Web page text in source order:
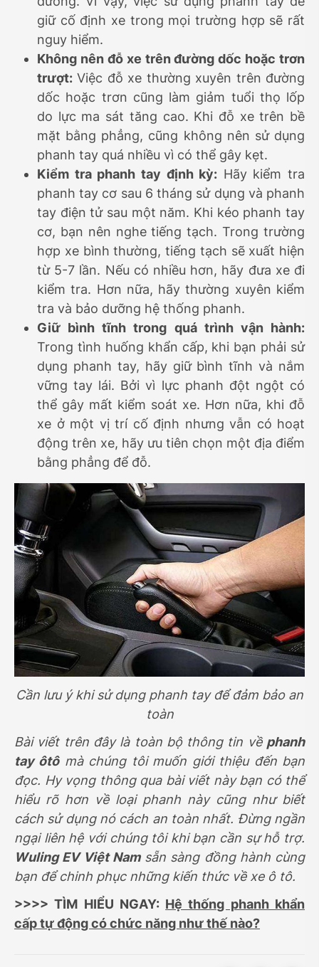
giữ cố định xe trong mọi trường hợp sẽ rất
nguy hiểm.
Không nên đỗ xe trên đường dốc hoặc trơn
trượt: Việc đỗ xe thường xuyên trên đường
dốc hoặc trơn cũng làm giảm tuổi thọ lốp
do lực ma sát tăng cao. Khi đỗ xe trên bề
mặt bằng phẳng, cũng không nên sử dụng
phanh tay quá nhiều vì có thể gây kẹt.
Kiểm tra phanh tay định kỳ: Hãy kiểm tra
phanh tay cơ sau 6 tháng sử dụng và phanh
tay điện tử sau một năm. Khi kéo phanh tay
cơ, bạn nên nghe tiếng tạch. Trong trường
hợp xe bình thường, tiếng tạch sẽ xuất hiện
từ 5-7 lần. Nếu có nhiều hơn, hãy đưa xe đi
kiểm tra. Hơn nữa, hãy thường xuyên kiểm
tra và bảo dưỡng hệ thống phanh.
Giữ bình tĩnh trong quá trình vận hành:
Trong tình huống khẩn cấp, khi bạn phải sử
dụng phanh tay, hãy giữ bình tĩnh và nắm
vững tay lái. Bởi vì lực phanh đột ngột có
thể gây mất kiểm soát xe. Hơn nữa, khi đỗ
xe ở một vị trí cố định nhưng vẫn có hoạt
động trên xe, hãy ưu tiên chọn một địa điểm
bằng phẳng để đỗ.
Cần lưu ý khi sử dụng phanh tay để đảm bảo an
toàn
Bài viết trên đây là toàn bộ thông tin về phanh
tay ôtômà chúng tôi muốn giới thiệu đến bạn
đọc. Hy vọng thông qua bài viết này bạn có thể
hiểu rõ hơn về loại phanh này cũng như biết
cách sử dụng nó cách an toàn nhất. Đừng ngần
ngại liên hệ với chúng tôi khi bạn cần sự hỗ trợ.
Wuling EV Việt Namsẵn sàng đồng hành cùng
bạn để chinh phục những kiến thức về xe ô tô.
>>>> TÌM HIỂU NGAY: Hệ thống phanh khẩn
cấp tự động có chức năng như thế nào?